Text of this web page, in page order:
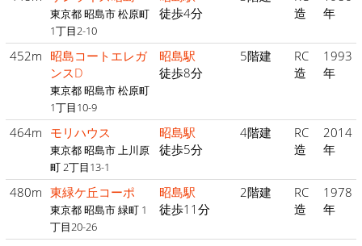
東京都 昭島市 松原町
1丁目2-10
徒歩4分
造
年
452m 昭島コートエレガ
ンスD
東京都 昭島市 松原町
1丁目10-9
昭島駅
徒歩8分
5階建
RC
造
1993
年
464m モリハウス
東京都 昭島市 上川原
町 2丁目13-1
昭島駅
徒歩5分
4階建
RC
造
2014
年
480m 東緑ケ丘コーポ
東京都 昭島市 緑町 1
丁目20-26
昭島駅
徒歩11分
2階建
RC
造
1978
年